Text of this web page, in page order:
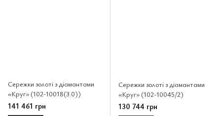
Сережки золоті з діамантами
«Круг» (102-10018(3.0))
141 461 грн
Сережки золоті з діамантами
«Круг» (102-10045/2)
130 744 грн